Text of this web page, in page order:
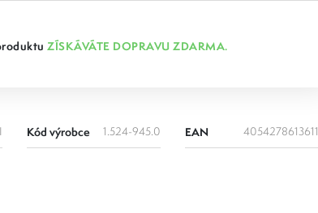
ZÍSKÁVÁTE DOPRAVU ZDARMA.
Kód výrobce 1.524-945.0 EAN 4054278613611